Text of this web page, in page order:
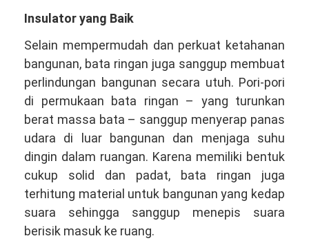
Insulator yang Baik
Selain mempermudah dan perkuat ketahanan
bangunan, bata ringan juga sanggup membuat
perlindungan bangunan secara utuh. Pori-pori
di permukaan bata ringan – yang turunkan
berat massa bata – sanggup menyerap panas
udara di luar bangunan dan menjaga suhu
dingin dalam ruangan. Karena memiliki bentuk
cukup solid dan padat, bata ringan juga
terhitung material untuk bangunan yang kedap
suara sehingga sanggup menepis suara
berisik masuk ke ruang.